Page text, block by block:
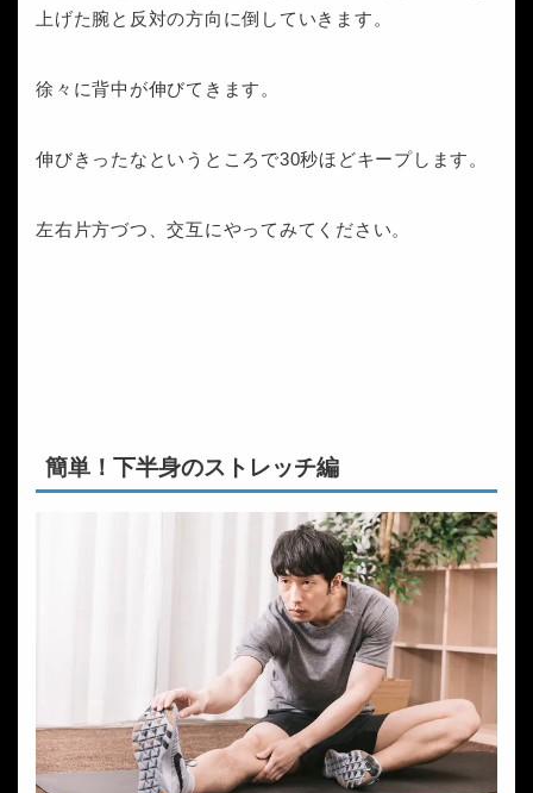
上げた腕と反対の方向に倒していきます。
徐々に背中が伸びてきます。
伸びきったなというところで30秒ほどキープします。
左右片方づつ、交互にやってみてください。
簡単！下半身のストレッチ編